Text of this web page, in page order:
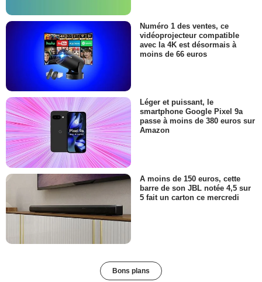
Numéro 1 des ventes, ce
vidéoprojecteur compatible
avec la 4K est désormais à
moins de 66 euros
Léger et puissant, le
smartphone Google Pixel 9a
passe à moins de 380 euros sur
Amazon
A moins de 150 euros, cette
barre de son JBL notée 4,5 sur
5 fait un carton ce mercredi
Bons plans